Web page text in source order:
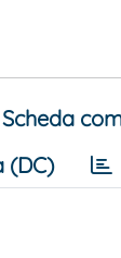
Scheda
(DC)